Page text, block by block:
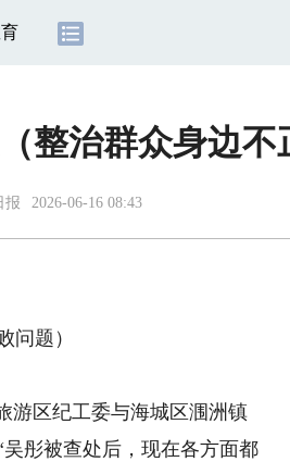
整治群众身边不
报 2026-06-16 08:43
题）
区纪工委与海城区涠洲镇
彤被查处后，现在各方面都